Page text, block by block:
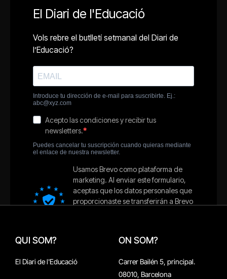
QUI SOM?
El Diari de l'Educació
ON SOM?
Carrer Bailén 5, principal.
08010, Barcelona